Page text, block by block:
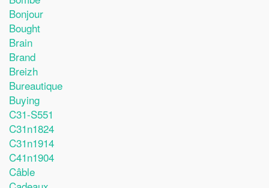
Bonjour
Bought
Brain
Brand
Breizh
Bureautique
Buying
C31-S551
C31n1824
C31n1914
C41n1904
Câble